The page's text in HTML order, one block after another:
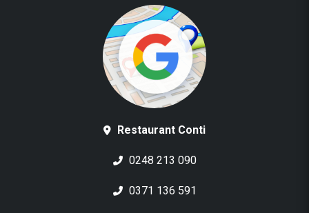
Restaurant Conti
0248 213 090
0371 136 591